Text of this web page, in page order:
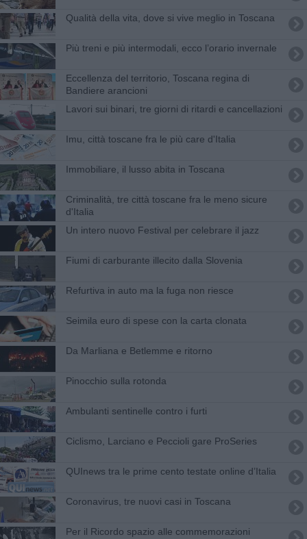
Qualità della vita, dove si vive meglio in Toscana
Più treni e più intermodali, ecco l’orario invernale
Eccellenza del territorio, Toscana regina di
Bandiere arancioni
Lavori sui binari, tre giorni di ritardi e cancellazioni
Imu, città toscane fra le più care d'Italia
Immobiliare, il lusso abita in Toscana
Criminalità, tre città toscane fra le meno sicure
d'Italia
Un intero nuovo Festival per celebrare il jazz
Fiumi di carburante illecito dalla Slovenia
Refurtiva in auto ma la fuga non riesce
​Seimila euro di spese con la carta clonata
Da Marliana e Betlemme e ritorno
Pinocchio sulla rotonda
Ambulanti sentinelle contro i furti
Ciclismo, Larciano e Peccioli gare ProSeries
QUInews tra le prime cento testate online d’Italia
​Coronavirus, tre nuovi casi in Toscana
Per il Ricordo spazio alle commemorazioni